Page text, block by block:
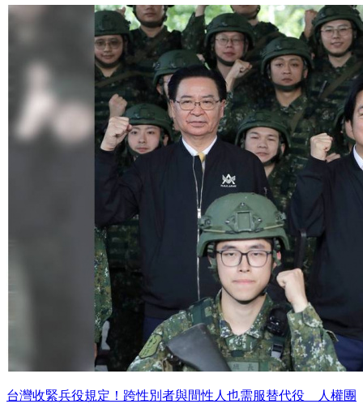
台灣收緊兵役規定！跨性別者與間性人也需服替代役 人權團